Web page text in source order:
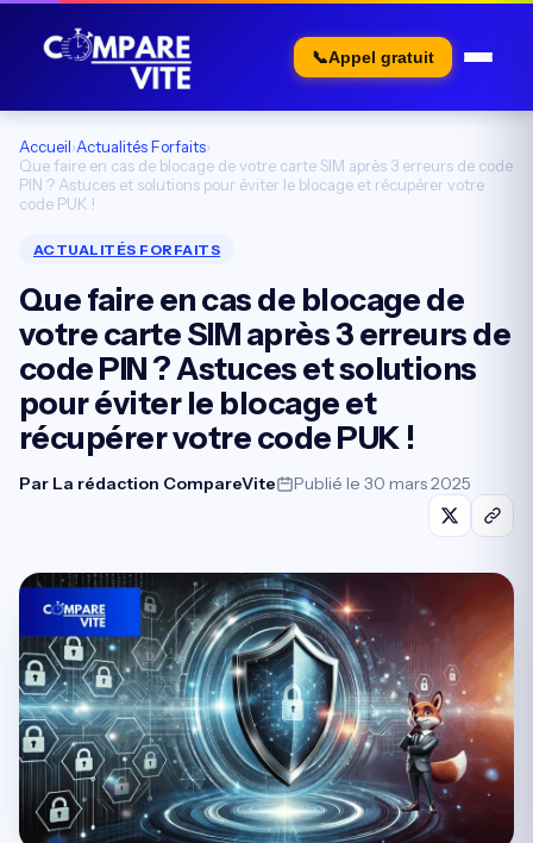
📞Appel gratuit
Accueil›Actualités Forfaits›
Que faire en cas de blocage de votre carte SIM après 3 erreurs de code
PIN ? Astuces et solutions pour éviter le blocage et récupérer votre
code PUK !
ACTUALITÉS FORFAITS
Que faire en cas de blocage de
votre carte SIM après 3 erreurs de
code PIN ? Astuces et solutions
pour éviter le blocage et
récupérer votre code PUK !
Par La rédaction CompareVite Publié le 30 mars 2025